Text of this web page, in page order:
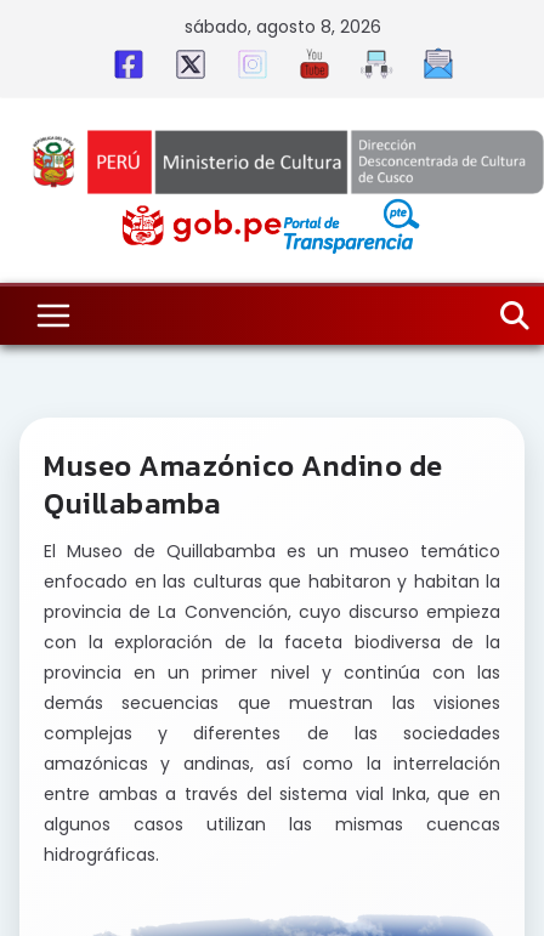
sábado, agosto 8, 2026
Museo Amazónico Andino de
Quillabamba
El Museo de Quillabamba es un museo temático
enfocado en las culturas que habitaron y habitan la
provincia de La Convención, cuyo discurso empieza
con la exploración de la faceta biodiversa de la
provincia en un primer nivel y continúa con las
demás secuencias que muestran las visiones
complejas y diferentes de las sociedades
amazónicas y andinas, así como la interrelación
entre ambas a través del sistema vial Inka, que en
algunos casos utilizan las mismas cuencas
hidrográficas.